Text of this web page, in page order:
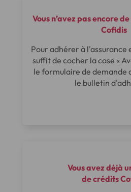
Vous n’avez pas encore
Cofidis
Pour adhérer à l'assurance
suffit de cocher la case «
le formulaire de demande
le bulletin
Vous avez déjà
de crédits